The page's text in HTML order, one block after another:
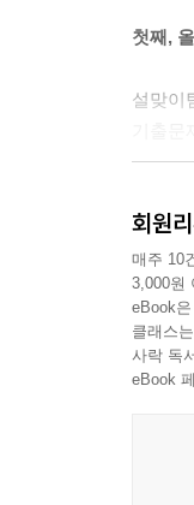
첫째,
설맞이
한 문
기출문
두었습
셋째,
회원
매주 10
3,000원
eBook
클래스
사락 독
eBook